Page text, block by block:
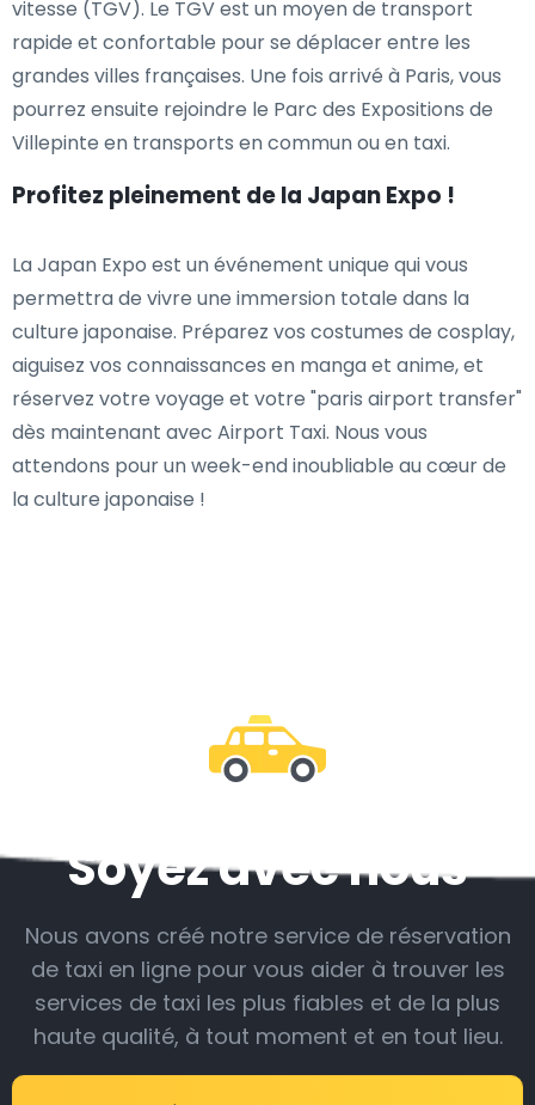
vitesse (TGV). Le TGV est un moyen de transport
rapide et confortable pour se déplacer entre les
grandes villes françaises. Une fois arrivé à Paris, vous
pourrez ensuite rejoindre le Parc des Expositions de
Villepinte en transports en commun ou en taxi.
Profitez pleinement de la Japan Expo !
La Japan Expo est un événement unique qui vous
permettra de vivre une immersion totale dans la
culture japonaise. Préparez vos costumes de cosplay,
aiguisez vos connaissances en manga et anime, et
réservez votre voyage et votre "paris airport transfer"
dès maintenant avec Airport Taxi. Nous vous
attendons pour un week-end inoubliable au cœur de
la culture japonaise !
Soyez avec nous
Nous avons créé notre service de réservation
de taxi en ligne pour vous aider à trouver les
services de taxi les plus fiables et de la plus
haute qualité, à tout moment et en tout lieu.